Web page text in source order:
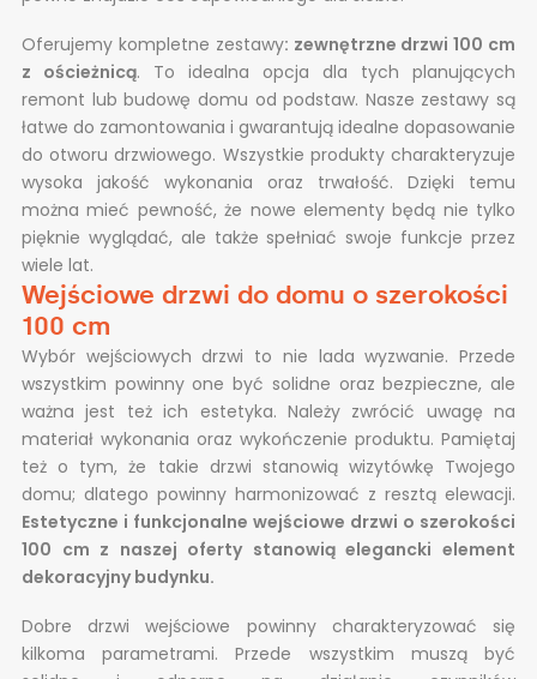
Oferujemy kompletne zestawy: zewnętrzne drzwi 100 cm
z ościeżnicą. To idealna opcja dla tych planujących
remont lub budowę domu od podstaw. Nasze zestawy są
łatwe do zamontowania i gwarantują idealne dopasowanie
do otworu drzwiowego. Wszystkie produkty charakteryzuje
wysoka jakość wykonania oraz trwałość. Dzięki temu
można mieć pewność, że nowe elementy będą nie tylko
pięknie wyglądać, ale także spełniać swoje funkcje przez
wiele lat.
Wejściowe drzwi do domu o szerokości
100 cm
Wybór wejściowych drzwi to nie lada wyzwanie. Przede
wszystkim powinny one być solidne oraz bezpieczne, ale
ważna jest też ich estetyka. Należy zwrócić uwagę na
materiał wykonania oraz wykończenie produktu. Pamiętaj
też o tym, że takie drzwi stanowią wizytówkę Twojego
domu; dlatego powinny harmonizować z resztą elewacji.
Estetyczne i funkcjonalne wejściowe drzwi o szerokości
100 cm z naszej oferty stanowią elegancki element
dekoracyjny budynku.
Dobre drzwi wejściowe powinny charakteryzować się
kilkoma parametrami. Przede wszystkim muszą być